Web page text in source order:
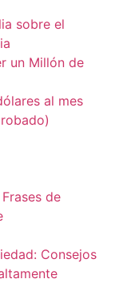
sobre el
un Millón de
al mes
de
Consejos